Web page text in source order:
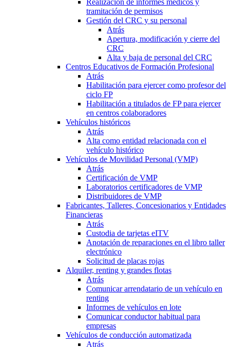
Realización de informes médicos y
tramitación de permisos
Gestión del CRC y su personal
Atrás
Apertura, modificación y cierre del
CRC
Alta y baja de personal del CRC
Centros Educativos de Formación Profesional
Atrás
Habilitación para ejercer como profesor del
ciclo FP
Habilitación a titulados de FP para ejercer
en centros colaboradores
Vehículos históricos
Atrás
Alta como entidad relacionada con el
vehículo histórico
Vehículos de Movilidad Personal (VMP)
Atrás
Certificación de VMP
Laboratorios certificadores de VMP
Distribuidores de VMP
Fabricantes, Talleres, Concesionarios y Entidades
Financieras
Atrás
Custodia de tarjetas eITV
Anotación de reparaciones en el libro taller
electrónico
Solicitud de placas rojas
Alquiler, renting y grandes flotas
Atrás
Comunicar arrendatario de un vehículo en
renting
Informes de vehículos en lote
Comunicar conductor habitual para
empresas
Vehículos de conducción automatizada
Atrás